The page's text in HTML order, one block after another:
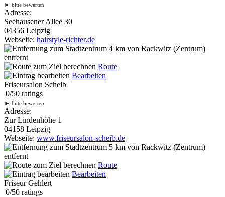
► bitte bewerten
Adresse:
Seehausener Allee 30
04356 Leipzig
Webseite: hairstyle-richter.de
4 km von Rackwitz (Zentrum)
entfernt
Route
Bearbeiten
Friseursalon Scheib
0/50 ratings
► bitte bewerten
Adresse:
Zur Lindenhöhe 1
04158 Leipzig
Webseite: www.friseursalon-scheib.de
5 km von Rackwitz (Zentrum)
entfernt
Route
Bearbeiten
Friseur Gehlert
0/50 ratings